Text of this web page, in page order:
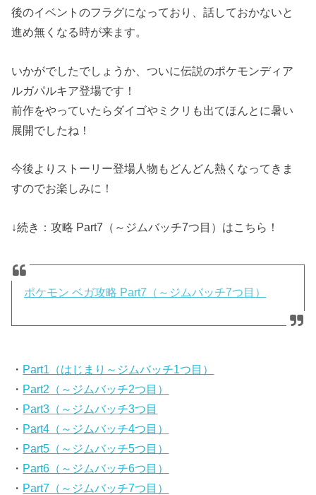
後のイベントのフラグになっており、話しておかないと
進め無くなる時が来ます。
いかがでしたでしょうか、ついに伝説のポケモンディア
ルガパルキア登場です！
前作をやっていたらダイゴやミクリも出てほんとに暑い
展開でしたね！
今後よりストーリー登場人物もどんどん熱くなってきま
すのでお楽しみに！
↓続き：攻略 Part7（～ジムバッチ7つ目）はこちら！
ポケモン ベガ攻略 Part7（～ジムバッチ7つ目）
・ Part1（はじまり～ジムバッチ1つ目）
・ Part2（～ジムバッチ2つ目）
・ Part3（～ジムバッチ3つ目
・ Part4（～ジムバッチ4つ目）
・ Part5（～ジムバッチ5つ目）
・ Part6（～ジムバッチ6つ目）
・ Part7（～ジムバッチ7つ目）